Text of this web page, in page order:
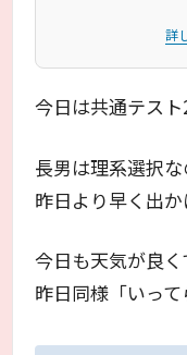
詳
今日は共通テスト
長男は理系選択な
昨日より早く出か
今日も天気が良く
昨日同様「いって